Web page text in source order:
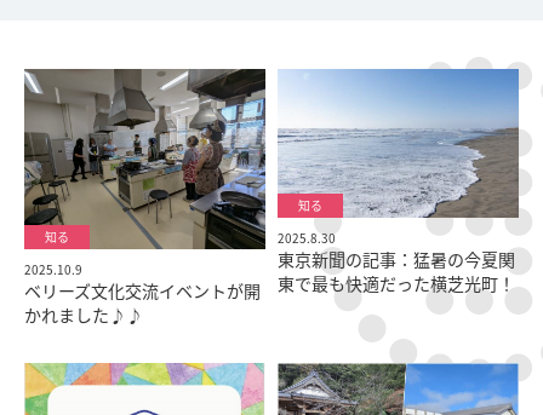
2025.10.9
ベリーズ文化交流イベントが開
かれました♪♪
2025.8.30
東京新聞の記事：猛暑の今夏関
東で最も快適だった横芝光町！